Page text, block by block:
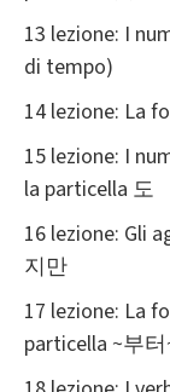
13 lezione: I
di tempo)
14 lezione: La
15 lezione: I
la particella 도
16 lezione: Gli
지만
17 lezione: La
particella ~부